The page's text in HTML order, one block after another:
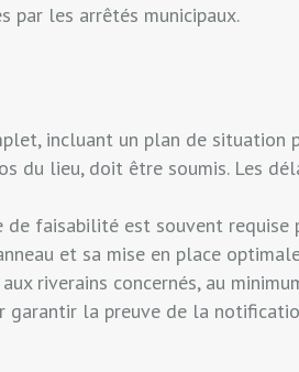
par les arrêtés municipaux.
incluant un plan de
du lieu, doit être soumis. Les
de faisabilité est souvent
et sa mise en place
riverains concernés, au
garantir la preuve de la